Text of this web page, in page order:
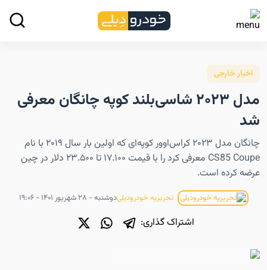
اخبار خارجی
مدل ۲۰۲۳ شاسی‌بلند کوپه چانگان معرفی
شد
چانگان مدل ۲۰۲۳ کراس‌اوور کوپه‌ای که اولین بار سال ۲۰۱۹ با نام
CS85 Coupe معرفی کرد را با قیمت ۱۷.۱۰۰ تا ۲۳.۵۰۰ دلار در چین
عرضه کرده است.
تحریریه خودرودیلیدوشنبه - ۲۸ شهریور ۱۴۰۱ - ۱۹:۰۶
اشتراک گذاری: